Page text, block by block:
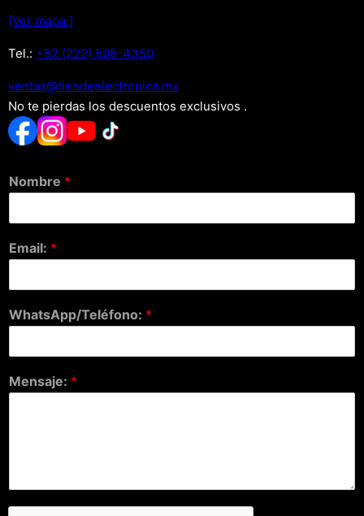
[Ver mapa.]
Tel.: +52 (222) 598-4350
xm.acinortceleedneit@satnev
No te pierdas los descuentos exclusivos .
Nombre *
Email: *
WhatsApp/Teléfono: *
Mensaje: *